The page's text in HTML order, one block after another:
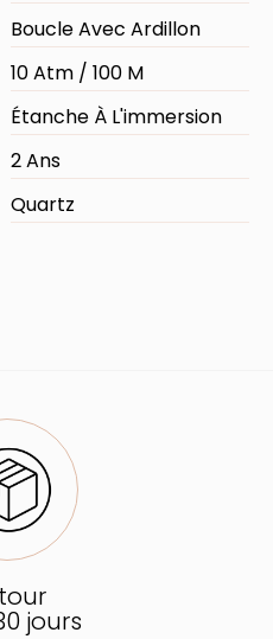
Boucle Avec Ardillon
10 Atm / 100 M
Étanche À L'immersion
2 Ans
Quartz
jours